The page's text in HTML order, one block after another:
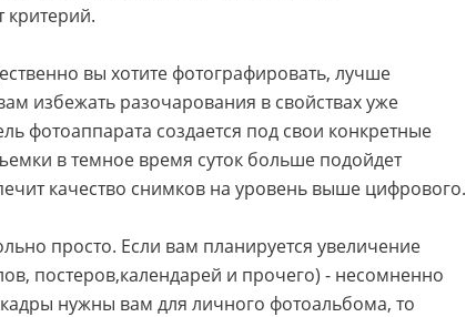
критерий.
вы хотите фотографировать, лучше
избежать разочарования в свойствах уже
фотоаппарата создается под свои конкретные
в темное время суток больше подойдет
качество снимков на уровень выше цифрового.
просто. Если вам планируется увеличение
постеров,календарей и прочего) - несомненно
нужны вам для личного фотоальбома, то